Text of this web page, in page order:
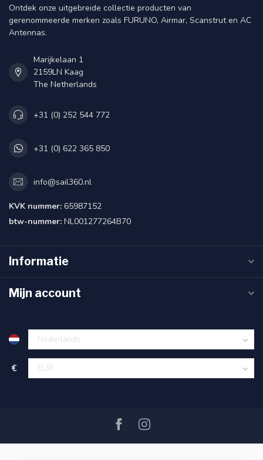
Ontdek onze uitgebreide collectie producten van
gerenommeerde merken zoals FURUNO, Airmar, Scanstrut en AC
Antennas.
Marijkelaan 1
2159LN Kaag
The Netherlands
+31 (0) 252 544 772
+31 (0) 622 365 850
info@sail360.nl
KVK nummer: 65987152
btw-nummer: NL001277264B70
Informatie
Mijn account
€